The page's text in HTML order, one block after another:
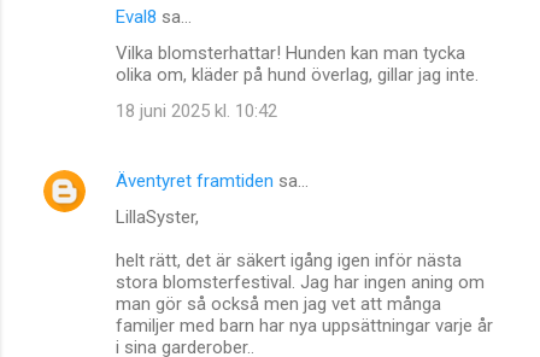
Eval8 sa…
Vilka blomsterhattar! Hunden kan man tycka
olika om, kläder på hund överlag, gillar jag inte.
18 juni 2025 kl. 10:42
Äventyret framtiden sa…
LillaSyster,
helt rätt, det är säkert igång igen inför nästa
stora blomsterfestival. Jag har ingen aning om
man gör så också men jag vet att många
familjer med barn har nya uppsättningar varje år
i sina garderober..